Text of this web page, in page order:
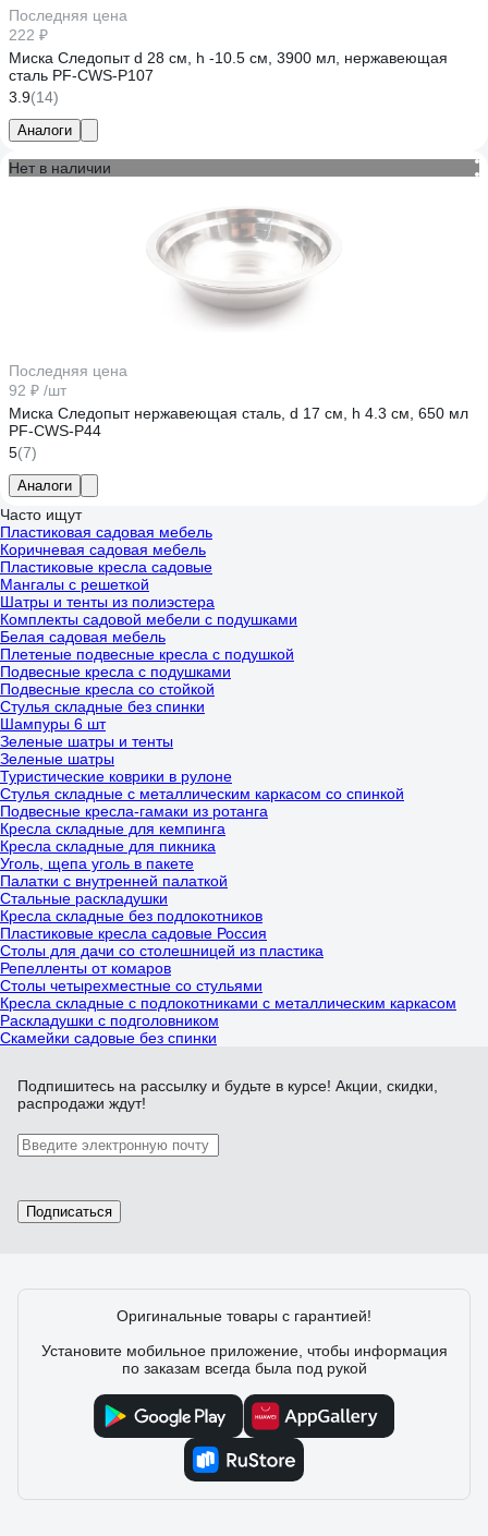
Последняя цена
222 ₽
Миска Следопыт d 28 см, h -10.5 см, 3900 мл, нержавеющая
сталь PF-CWS-P107
3.9(14)
Аналоги
Нет в наличии
Последняя цена
92 ₽ /шт
Миска Следопыт нержавеющая сталь, d 17 см, h 4.3 см, 650 мл
PF-CWS-P44
5(7)
Аналоги
Часто ищут
Пластиковая садовая мебель
Коричневая садовая мебель
Пластиковые кресла садовые
Мангалы с решеткой
Шатры и тенты из полиэстера
Комплекты садовой мебели с подушками
Белая садовая мебель
Плетеные подвесные кресла с подушкой
Подвесные кресла с подушками
Подвесные кресла со стойкой
Стулья складные без спинки
Шампуры 6 шт
Зеленые шатры и тенты
Зеленые шатры
Туристические коврики в рулоне
Стулья складные с металлическим каркасом со спинкой
Подвесные кресла-гамаки из ротанга
Кресла складные для кемпинга
Кресла складные для пикника
Уголь, щепа уголь в пакете
Палатки с внутренней палаткой
Стальные раскладушки
Кресла складные без подлокотников
Пластиковые кресла садовые Россия
Столы для дачи со столешницей из пластика
Репелленты от комаров
Столы четырехместные со стульями
Кресла складные с подлокотниками с металлическим каркасом
Раскладушки с подголовником
Скамейки садовые без спинки
Подпишитесь на рассылку и будьте в курсе! Акции, скидки,
распродажи ждут!
Подписаться
Оригинальные товары с гарантией!
Установите мобильное приложение, чтобы информация
по заказам всегда была под рукой